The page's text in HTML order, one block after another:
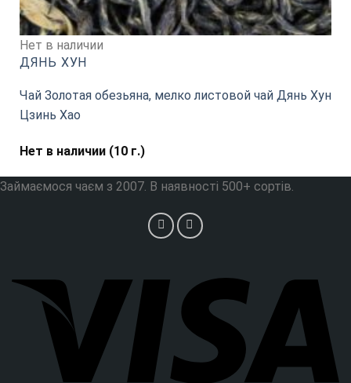
Нет в наличии
ДЯНЬ ХУН
Чай Золотая обезьяна, мелко листовой чай Дянь Хун
Цзинь Хао
Нет в наличии (10 г.)
Займаємося чаєм з 2007. В наявності 500+ сортів.